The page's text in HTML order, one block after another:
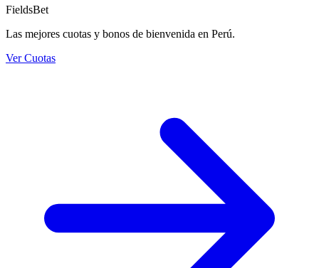
FieldsBet
Las mejores cuotas y bonos de bienvenida en Perú.
Ver Cuotas